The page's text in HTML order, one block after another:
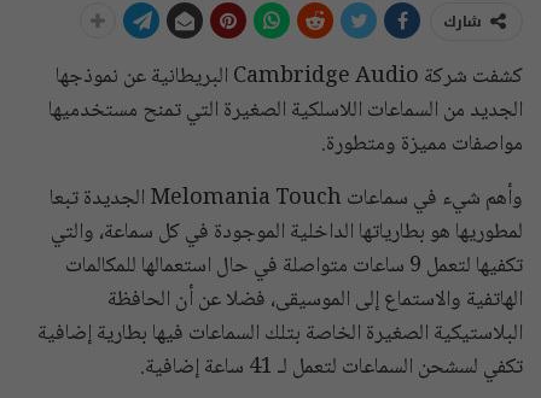
شارك
كشفت شركة Cambridge Audio البريطانية عن نموذجها
الجديد من السماعات اللاسلكية الصغيرة التي تمنح مستخدميها
مواصفات مميزة ومتطورة.
وأهم شيء في سماعات Melomania Touch الجديدة تبعا
لمطوريها هو بطارياتها الداخلية الموجودة في كل سماعة، والتي
تكفيها لتعمل 9 ساعات متواصلة في حال استعمالها للمكالمات
الهاتفية والاستماع إلى الموسيقى، فضلا عن أن الحافظة
البلاستيكية الصغيرة الخاصة بتلك السماعات فيها بطارية إضافية
تكفي لسشحن السماعات لتعمل لـ 41 ساعة إضافية.